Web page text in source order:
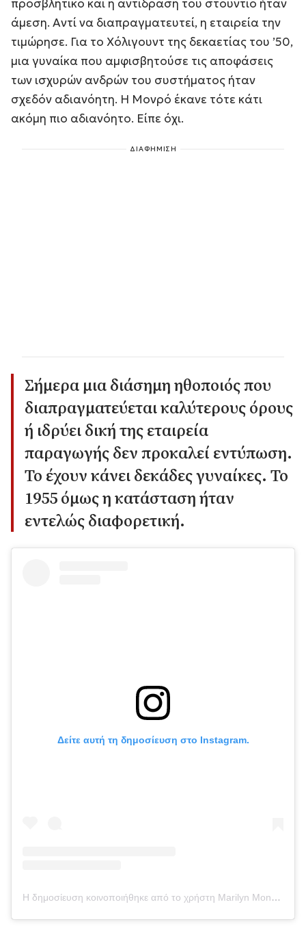
προσβλητικό και η αντίδραση του στούντιο ήταν
άμεση. Αντί να διαπραγματευτεί, η εταιρεία την
τιμώρησε. Για το Χόλιγουντ της δεκαετίας του ’50,
μια γυναίκα που αμφισβητούσε τις αποφάσεις
των ισχυρών ανδρών του συστήματος ήταν
σχεδόν αδιανόητη. Η Μονρό έκανε τότε κάτι
ακόμη πιο αδιανόητο. Είπε όχι.
ΔΙΑΦΗΜΙΣΗ
Σήμερα μια διάσημη ηθοποιός που
διαπραγματεύεται καλύτερους όρους
ή ιδρύει δική της εταιρεία
παραγωγής δεν προκαλεί εντύπωση.
Το έχουν κάνει δεκάδες γυναίκες. Το
1955 όμως η κατάσταση ήταν
εντελώς διαφορετική.
Δείτε αυτή τη δημοσίευση στο Instagram.
Η δημοσίευση κοινοποιήθηκε από το χρήστη Marilyn Monroe (@marilynmonroe)